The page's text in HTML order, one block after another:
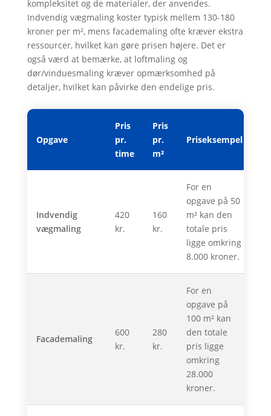
kompleksitet og de materialer, der anvendes.
Indvendig vægmaling koster typisk mellem 130-180
kroner per m², mens facademaling ofte kræver ekstra
ressourcer, hvilket kan gøre prisen højere. Det er
også værd at bemærke, at loftmaling og
dør/vinduesmaling kræver opmærksomhed på
detaljer, hvilket kan påvirke den endelige pris.
Opgave
Pris
pr.
time
Pris
pr.
m²
Priseksempel
Indvendig
vægmaling
420
kr.
160
kr.
For en
opgave på 50
m² kan den
totale pris
ligge omkring
8.000 kroner.
Facademaling
600
kr.
280
kr.
For en
opgave på
100 m² kan
den totale
pris ligge
omkring
28.000
kroner.